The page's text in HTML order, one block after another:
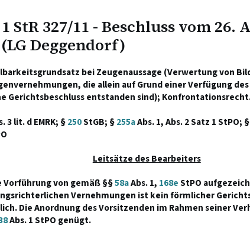
StR 327/11 - Beschluss vom 26.
(LG Deggendorf)
bei Zeugenaussage (Verwertung von
die allein auf Grund einer Verfügung
Gerichtsbeschluss entstanden sind);
3 lit. d EMRK; §250StGB; §255aAbs. 1, Abs. 2 Satz 1 StPO; §
Leitsätze des Bearbeiters
Vorführung von gemäß §§58aAbs. 1, 168eStPO
Vernehmungen ist kein förmlicher
Die Anordnung des Vorsitzenden im Rahmen seiner
Abs. 1 StPO genügt.